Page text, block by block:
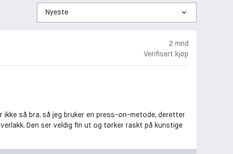
Sorter
etter
2 mnd
Verifisert kjøp
ikke så bra, så jeg bruker en press-on-metode, deretter
Den ser veldig fin ut og tørker raskt på kunstige